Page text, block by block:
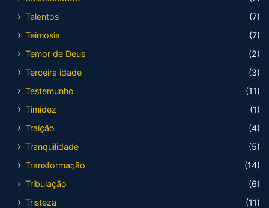
Talentos
(7)
Teimosia
(7)
Temor de Deus
(2)
Terceira idade
(3)
Testemunho
(11)
Timidez
(1)
Traição
(4)
Tranquilidade
(5)
Transformação
(14)
Tribulação
(6)
Tristeza
(11)